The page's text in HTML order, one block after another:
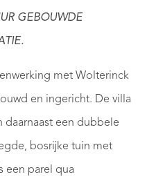
GEBOUWDE
met Wolterinck
en ingericht. De villa
daarnaast een dubbele
bosrijke tuin met
een parel qua